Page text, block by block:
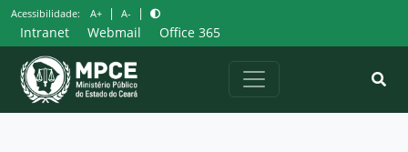
Pular
para
o
conteúdo
Acessibilidade: A+ | A- |
Intranet Webmail Office 365